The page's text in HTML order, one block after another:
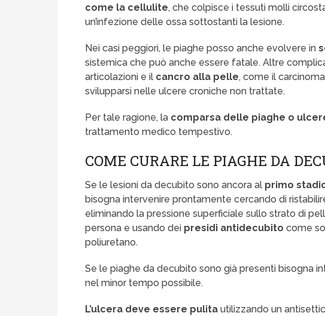
come la cellulite, che colpisce i tessuti molli
un’infezione delle ossa sottostanti la lesione.
Nei casi peggiori, le piaghe posso anche evolvere in
sistemica che può anche essere fatale. Altre
articolazioni e il cancro alla pelle, come il
svilupparsi nelle ulcere croniche non trattate.
Per tale ragione, la comparsa delle piaghe o
trattamento medico tempestivo.
COME CURARE LE PIAGHE DA
Se le lesioni da decubito sono ancora al primo
bisogna intervenire prontamente cercando di
eliminando la pressione superficiale sullo strato di
persona e usando dei presidi antidecubito come
poliuretano.
Se le piaghe da decubito sono già presenti bisogna
nel minor tempo possibile.
L’ulcera deve essere pulita utilizzando un